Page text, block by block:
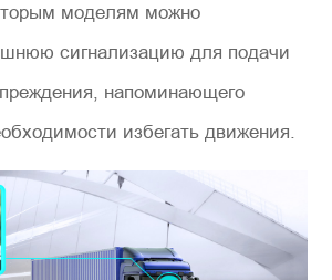
моделям можно
сигнализацию для подачи
напоминающего
избегать движения.